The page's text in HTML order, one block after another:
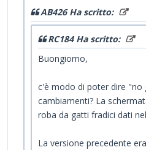
AB426 Ha scritto:
RC184 Ha scritto:
Buongiorno,
c'è modo di poter dire "no
cambiamenti? La
roba da gatti fradici dati
La versione precedente